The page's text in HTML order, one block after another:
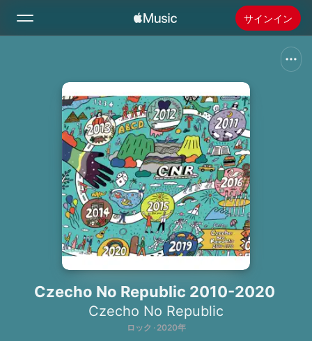
サインイン
ホーム
新着おすすめ
ラジオ
Apple Musicをインストール
Czecho No Republic 2010-2020
Czecho No Republic
ロック · 2020年